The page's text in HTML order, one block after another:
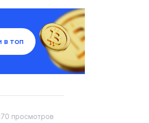
в топ
просмотров